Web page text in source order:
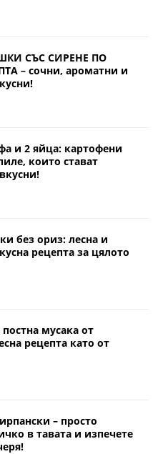
СЪС СИРЕНЕ ПО
– сочни, ароматни и
и 2 яйца: картофени
които стават
без ориз: лесна и
рецепта за цялото
мусака от
рецепта като от
– просто
в тавата и изпечете